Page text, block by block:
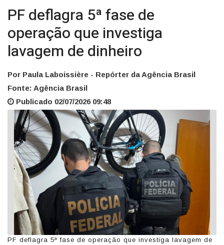
PF deflagra 5ª fase de
operação que investiga
lavagem de dinheiro
Por Paula Laboissière - Repórter da Agência Brasil
Fonte: Agência Brasil
Publicado 02/07/2026 09:48
PF deflagra 5ª fase de operação que investiga lavagem de